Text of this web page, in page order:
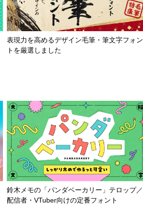
表現力を高めるデザイン毛筆・筆文字フォン
トを厳選しました
鈴木メモの「パンダベーカリー」テロップ／
配信者・VTuber向けの定番フォント